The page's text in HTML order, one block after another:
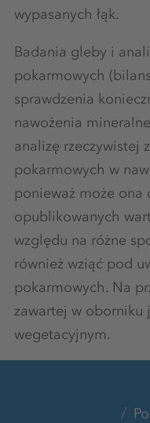
wypasanych łąk.
Badania gleby i
pokarmowych
sprawdzenia
nawożenia
analizę rzeczywistej
pokarmowych w
ponieważ może ona
opublikowanych
względu na różne
również wziąć pod
pokarmowych. Na
zawartej w oborniku
wegetacyjnym.